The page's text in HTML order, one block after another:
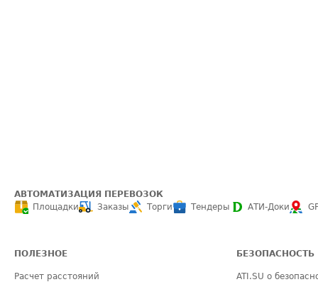
АВТОМАТИЗАЦИЯ ПЕРЕВОЗОК
Площадки
Заказы Торги Тендеры АТИ-Доки
ПОЛЕЗНОЕ
Расчет расстояний
БЕЗОПАСНОСТЬ
ATI.SU о